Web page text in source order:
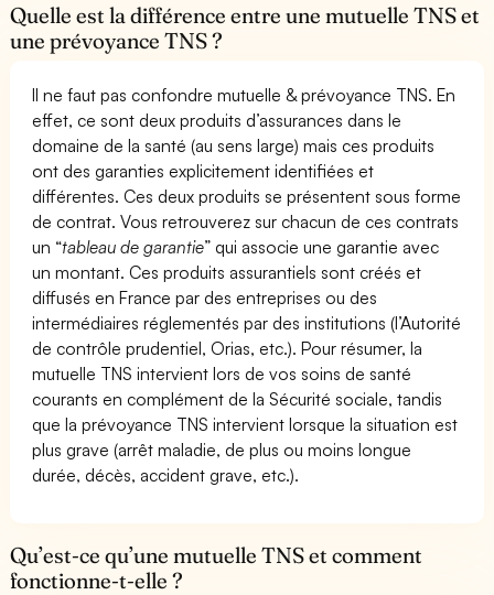
Quelle est la différence entre une mutuelle TNS et
une prévoyance TNS ?
Il ne faut pas confondre mutuelle & prévoyance TNS. En
effet, ce sont deux produits d’assurances dans le
domaine de la santé (au sens large) mais ces produits
ont des garanties explicitement identifiées et
différentes. Ces deux produits se présentent sous forme
de contrat. Vous retrouverez sur chacun de ces contrats
un “tableau de garantie” qui associe une garantie avec
un montant. Ces produits assurantiels sont créés et
diffusés en France par des entreprises ou des
intermédiaires réglementés par des institutions (l’Autorité
de contrôle prudentiel, Orias, etc.). Pour résumer, la
mutuelle TNS intervient lors de vos soins de santé
courants en complément de la Sécurité sociale, tandis
que la prévoyance TNS intervient lorsque la situation est
plus grave (arrêt maladie, de plus ou moins longue
durée, décès, accident grave, etc.).
Qu’est-ce qu’une mutuelle TNS et comment
fonctionne-t-elle ?